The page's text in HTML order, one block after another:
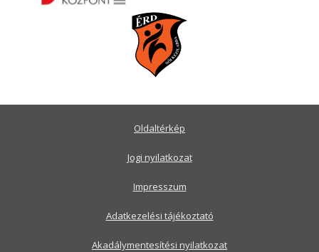
Oldaltérkép
Jogi nyilatkozat
Impresszum
Adatkezelési tájékoztató
Akadálymentesítési nyilatkozat